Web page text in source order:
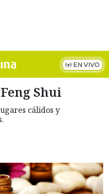
EN VIVO
Shui
cálidos y